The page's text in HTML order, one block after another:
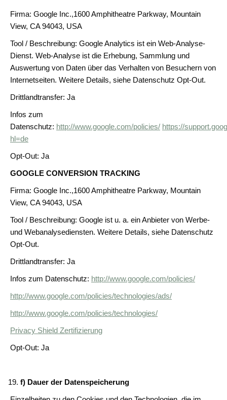
Firma: Google Inc.,1600 Amphitheatre Parkway, Mountain
View, CA 94043, USA
Tool / Beschreibung: Google Analytics ist ein Web-Analyse-
Dienst. Web-Analyse ist die Erhebung, Sammlung und
Auswertung von Daten über das Verhalten von Besuchern von
Internetseiten. Weitere Details, siehe Datenschutz Opt-Out.
Drittlandtransfer: Ja
Infos zum
Datenschutz: http://www.google.com/policies/ https://
hl=de
Opt-Out: Ja
GOOGLE CONVERSION TRACKING
Firma: Google Inc.,1600 Amphitheatre Parkway, Mountain
View, CA 94043, USA
Tool / Beschreibung: Google ist u. a. ein Anbieter von Werbe-
und Webanalysediensten. Weitere Details, siehe Datenschutz
Opt-Out.
Drittlandtransfer: Ja
Infos zum Datenschutz: http://www.google.com/policies/
http://www.google.com/policies/technologies/ads/
http://www.google.com/policies/technologies/
Privacy Shield Zertifizierung
Opt-Out: Ja
f) Dauer der Datenspeicherung